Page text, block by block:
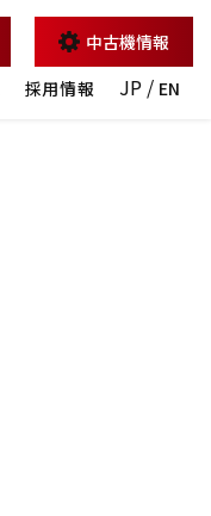
採用情報 JP / EN
中古機情報